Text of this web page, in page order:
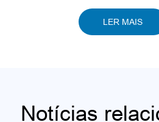
LER MAIS
Notícias